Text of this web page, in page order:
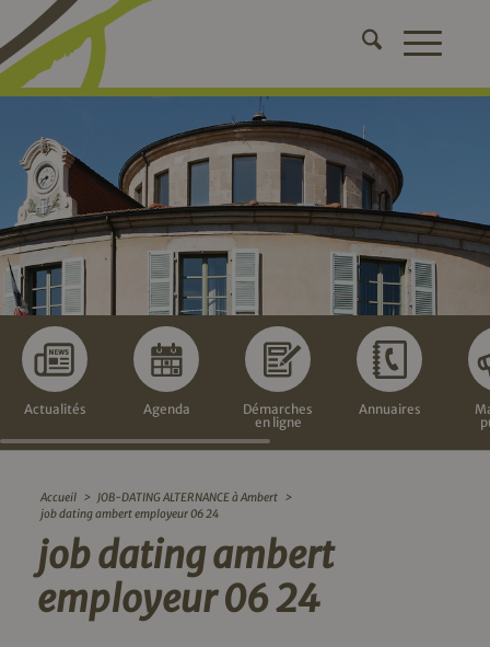
Actualités Agenda
Démarches
en ligne
Annuaires
Accueil > JOB-DATING ALTERNANCE à Ambert >
job dating ambert employeur 06 24
job dating ambert
employeur 06 24